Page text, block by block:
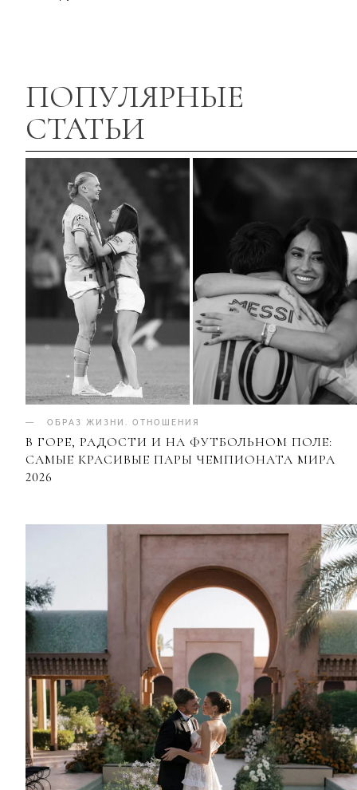
ПОПУЛЯРНЫЕ
СТАТЬИ
ОБРАЗ ЖИЗНИ . ОТНОШЕНИЯ
В ГОРЕ, РАДОСТИ И НА ФУТБОЛЬНОМ ПОЛЕ:
САМЫЕ КРАСИВЫЕ ПАРЫ ЧЕМПИОНАТА МИРА
2026